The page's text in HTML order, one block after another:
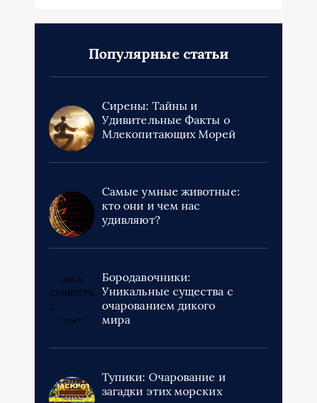
Популярные статьи
Сирены: Тайны и
Удивительные Факты о
Млекопитающих Морей
Самые умные животные:
кто они и чем нас
удивляют?
Бородавочники:
Уникальные существа с
очарованием дикого
мира
Тупики: Очарование и
загадки этих морских